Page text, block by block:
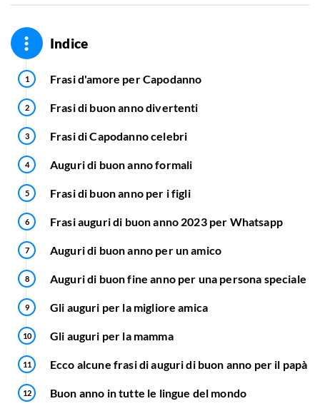
Indice
Frasi d'amore per Capodanno
Frasi di buon anno divertenti
Frasi di Capodanno celebri
Auguri di buon anno formali
Frasi di buon anno per i figli
Frasi auguri di buon anno 2023 per Whatsapp
Auguri di buon anno per un amico
Auguri di buon fine anno per una persona speciale
Gli auguri per la migliore amica
Gli auguri per la mamma
Ecco alcune frasi di auguri di buon anno per il papà
Buon anno in tutte le lingue del mondo